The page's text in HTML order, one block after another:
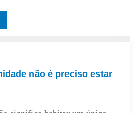
não é preciso estar